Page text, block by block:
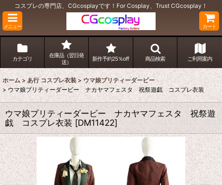
コスプレの専門店、CGcosplayです！For Cosplay、Trust CGcosplay！
メニュー カート
カテゴリ
在庫品（翌日発
送）
新作予約25％off 商品検索 ご利用案内
ホーム > あ行 コスプレ衣装 > ウマ娘プリティーダービー
> ウマ娘プリティーダービー ナカヤマフェスタ 祝祭遊戯 コスプレ衣装
ウマ娘プリティーダービー ナカヤマフェスタ 祝祭遊
戯 コスプレ衣装 [DM11422]